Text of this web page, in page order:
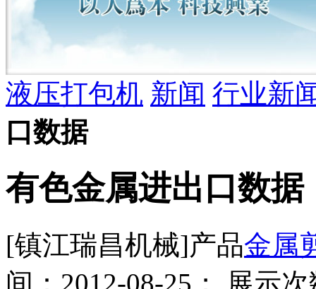
液压打包机 新闻 行业新
口数据
有色金属进出口数据
[镇江瑞昌机械]产品金属
间：2012-08-25； 展示